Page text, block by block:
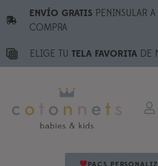
ENVÍO GRATISPENINSULAR
COMPRA
ELIGE TU TELA FAVORITA DE